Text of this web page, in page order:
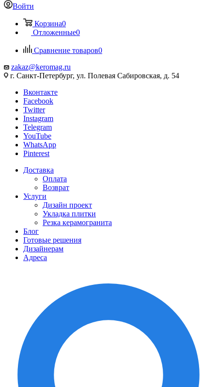
Войти
Корзина0
Отложенные0
Сравнение товаров0
zakaz@keromag.ru
г. Санкт-Петербург, ул. Полевая Сабировская, д. 54
Вконтакте
Facebook
Twitter
Instagram
Telegram
YouTube
WhatsApp
Pinterest
Доставка
Оплата
Возврат
Услуги
Дизайн проект
Укладка плитки
Резка керамогранита
Блог
Готовые решения
Дизайнерам
Адреса